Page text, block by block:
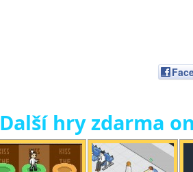
Další hry zdarma